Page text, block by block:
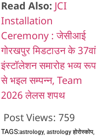
Read Also:JCI
Installation
Ceremony : जेसीआई
गोरखपुर मिडटाउन के 37वां
इंस्टॉलेशन समारोह भव्य रूप
से भइल सम्पन्न, Team
2026 लेलस शपथ
Post Views: 759
TAGS:astrology, astrology होरोस्कोप,